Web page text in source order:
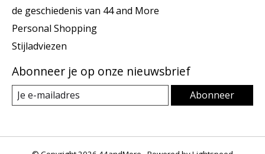
de geschiedenis van 44 and More
Personal Shopping
Stijladviezen
Abonneer je op onze nieuwsbrief
Abonneer